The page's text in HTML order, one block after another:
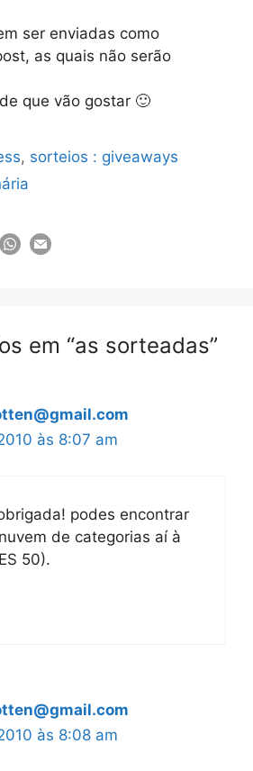
ser enviadas como
as quais não serão
que vão gostar 🙂
, sorteios : giveaways
em “as sorteadas”
às 8:07 am
podes encontrar
de categorias aí à
50).
às 8:08 am